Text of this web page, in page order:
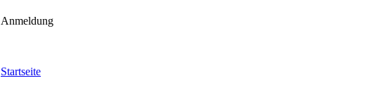
Anmeldung
Startseite